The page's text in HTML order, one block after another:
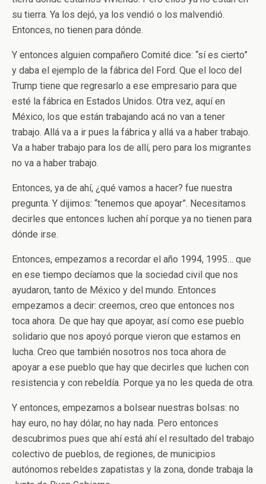
su tierra. Ya los dejó, ya los vendió o los malvendió.
Entonces, no tienen para dónde.
Y entonces alguien compañero Comité dice: “sí es cierto”
y daba el ejemplo de la fábrica del Ford. Que el loco del
Trump tiene que regresarlo a ese empresario para que
esté la fábrica en Estados Unidos. Otra vez, aquí en
México, los que están trabajando acá no van a tener
trabajo. Allá va a ir pues la fábrica y allá va a haber trabajo.
Va a haber trabajo para los de allí, pero para los migrantes
no va a haber trabajo.
Entonces, ya de ahí, ¿qué vamos a hacer? fue nuestra
pregunta. Y dijimos: “tenemos que apoyar”. Necesitamos
decirles que entonces luchen ahí porque ya no tienen para
dónde irse.
Entonces, empezamos a recordar el año 1994, 1995… que
en ese tiempo decíamos que la sociedad civil que nos
ayudaron, tanto de México y del mundo. Entonces
empezamos a decir: creemos, creo que entonces nos
toca ahora. De que hay que apoyar, así como ese pueblo
solidario que nos apoyó porque vieron que estamos en
lucha. Creo que también nosotros nos toca ahora de
apoyar a ese pueblo que hay que decirles que luchen con
resistencia y con rebeldía. Porque ya no les queda de otra.
Y entonces, empezamos a bolsear nuestras bolsas: no
hay euro, no hay dólar, no hay nada. Pero entonces
descubrimos pues que ahí está ahí el resultado del trabajo
colectivo de pueblos, de regiones, de municipios
autónomos rebeldes zapatistas y la zona, donde trabaja la